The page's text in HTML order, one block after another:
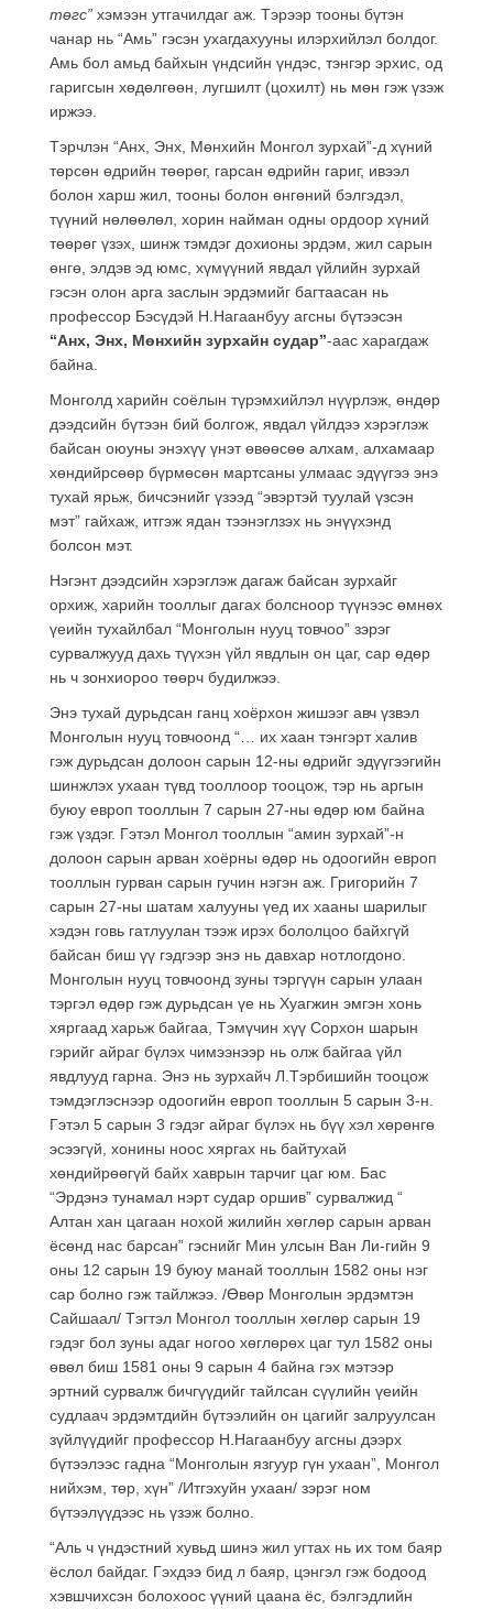
төгс” хэмээн утгачилдаг аж. Тэрээр тооны бүтэн
чанар нь “Амь” гэсэн ухагдахууны илэрхийлэл болдог.
Амь бол амьд байхын үндсийн үндэс, тэнгэр эрхис, од
гаригсын хөдөлгөөн, лугшилт (цохилт) нь мөн гэж үзэж
иржээ.
Тэрчлэн “Анх, Энх, Мөнхийн Монгол зурхай”-д хүний
төрсөн өдрийн төөрөг, гарсан өдрийн гариг, ивээл
болон харш жил, тооны болон өнгөний бэлгэдэл,
түүний нөлөөлөл, хорин найман одны ордоор хүний
төөрөг үзэх, шинж тэмдэг дохионы эрдэм, жил сарын
өнгө, элдэв эд юмс, хүмүүний явдал үйлийн зурхай
гэсэн олон арга заслын эрдэмийг багтаасан нь
профессор Бэсүдэй Н.Нагаанбуу агсны бүтээсэн
“Анх, Энх, Мөнхийн зурхайн судар”-аас харагдаж
байна.
Монголд харийн соёлын түрэмхийлэл нүүрлэж, өндөр
дээдсийн бүтээн бий болгож, явдал үйлдээ хэрэглэж
байсан оюуны энэхүү үнэт өвөөсөө алхам, алхамаар
хөндийрсөөр бүрмөсөн мартсаны улмаас эдүүгээ энэ
тухай ярьж, бичсэнийг үзээд “эвэртэй туулай үзсэн
мэт” гайхаж, итгэж ядан тээнэглзэх нь энүүхэнд
болсон мэт.
Нэгэнт дээдсийн хэрэглэж дагаж байсан зурхайг
орхиж, харийн тооллыг дагах болсноор түүнээс өмнөх
үеийн тухайлбал “Монголын нууц товчоо” зэрэг
сурвалжууд дахь түүхэн үйл явдлын он цаг, сар өдөр
нь ч зонхиороо төөрч будилжээ.
Энэ тухай дурьдсан ганц хоёрхон жишээг авч үзвэл
Монголын нууц товчоонд “… их хаан тэнгэрт халив
гэж дурьдсан долоон сарын 12-ны өдрийг эдүүгээгийн
шинжлэх ухаан түвд тооллоор тооцож, тэр нь аргын
буюу европ тооллын 7 сарын 27-ны өдөр юм байна
гэж үздэг. Гэтэл Монгол тооллын “амин зурхай”-н
долоон сарын арван хоёрны өдөр нь одоогийн европ
тооллын гурван сарын гучин нэгэн аж. Григорийн 7
сарын 27-ны шатам халууны үед их хааны шарилыг
хэдэн говь гатлуулан тээж ирэх бололцоо байхгүй
байсан биш үү гэдгээр энэ нь давхар нотлогдоно.
Монголын нууц товчоонд зуны тэргүүн сарын улаан
тэргэл өдөр гэж дурьдсан үе нь Хуагжин эмгэн хонь
хяргаад харьж байгаа, Тэмүчин хүү Сорхон шарын
гэрийг айраг бүлэх чимээнээр нь олж байгаа үйл
явдлууд гарна. Энэ нь зурхайч Л.Тэрбишийн тооцож
тэмдэглэснээр одоогийн европ тооллын 5 сарын 3-н.
Гэтэл 5 сарын 3 гэдэг айраг бүлэх нь бүү хэл хөрөнгө
эсээгүй, хонины ноос хяргах нь байтухай
хөндийрөөгүй байх хаврын тарчиг цаг юм. Бас
“Эрдэнэ тунамал нэрт судар оршив” сурвалжид “
Алтан хан цагаан нохой жилийн хөглөр сарын арван
ёсөнд нас барсан” гэснийг Мин улсын Ван Ли-гийн 9
оны 12 сарын 19 буюу манай тооллын 1582 оны нэг
сар болно гэж тайлжээ. /Өвөр Монголын эрдэмтэн
Сайшаал/ Тэгтэл Монгол тооллын хөглөр сарын 19
гэдэг бол зуны адаг ногоо хөглөрөх цаг тул 1582 оны
өвөл биш 1581 оны 9 сарын 4 байна гэх мэтээр
эртний сурвалж бичгүүдийг тайлсан сүүлийн үеийн
судлаач эрдэмтдийн бүтээлийн он цагийг залруулсан
зүйлүүдийг профессор Н.Нагаанбуу агсны дээрх
бүтээлээс гадна “Монголын язгуур гүн ухаан”, Монгол
нийхэм, төр, хүн” /Итгэхуйн ухаан/ зэрэг ном
бүтээлүүдээс нь үзэж болно.
“Аль ч үндэстний хувьд шинэ жил угтах нь их том баяр
ёслол байдаг. Гэхдээ бид л баяр, цэнгэл гэж бодоод
хэвшчихсэн болохоос үүний цаана ёс, бэлгэдлийн